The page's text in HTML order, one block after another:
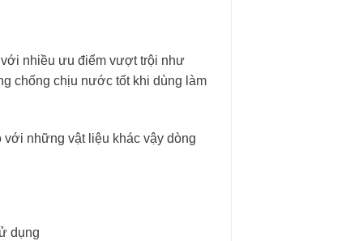
nhiều ưu điểm vượt trội như
chống chịu nước tốt khi dùng làm
những vật liệu khác vậy dòng
dụng